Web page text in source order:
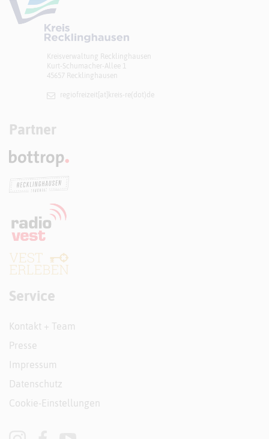
Kreisverwaltung Recklinghausen
Kurt-Schumacher-Allee 1
45657 Recklinghausen
regiofreizeit[at]​kreis-re(dot)de
Partner
Service
Kontakt + Team
Presse
Impressum
Datenschutz
Cookie-Einstellungen